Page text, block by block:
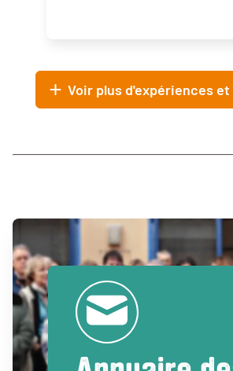
Voir plus d'expériences